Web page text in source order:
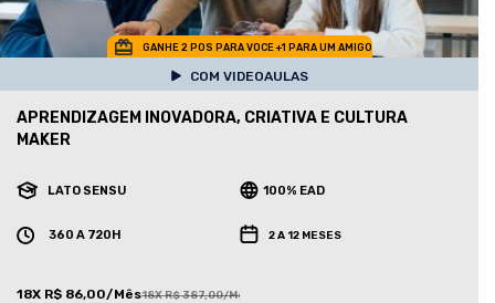
GANHE 2 POS PARA VOCE +1 PARA UM AMIGO
COM VIDEOAULAS
APRENDIZAGEM INOVADORA, CRIATIVA E CULTURA
MAKER
LATO SENSU 100% EAD
360 A 720H 2 A 12 MESES
18X R$ 86,00/Mês18X R$ 387,00/Mês